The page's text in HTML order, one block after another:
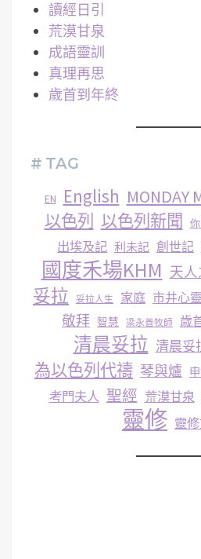
讀經日引
荒漠甘泉
成語靈訓
真理再思
歲首到年終
# TAG
EN English MONDAY
以色列 以色列新聞
出埃及記 利未記 創世記
國度禾場KHM 天
妥拉 妥拉人生 家庭 市井心靈
敬拜 智慧 梁永善牧師 歳
清晨妥拉 清晨妥
為以色列代禱 琴與爐
考門夫人 聖經 荒漠甘泉
靈修 靈